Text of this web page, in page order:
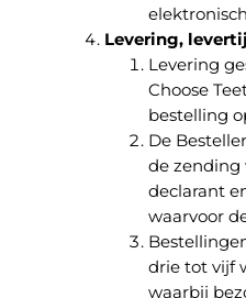
Levering,
Levering
Choose
bestelling
De
de zending
declarant
waarvoor
drie tot vijf
waarbij